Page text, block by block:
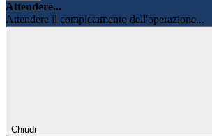
Attendere...
Attendere il completamento dell'operazione...
Chiudi